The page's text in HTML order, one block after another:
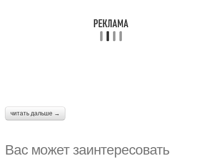
читать дальше →
Вас может заинтересовать